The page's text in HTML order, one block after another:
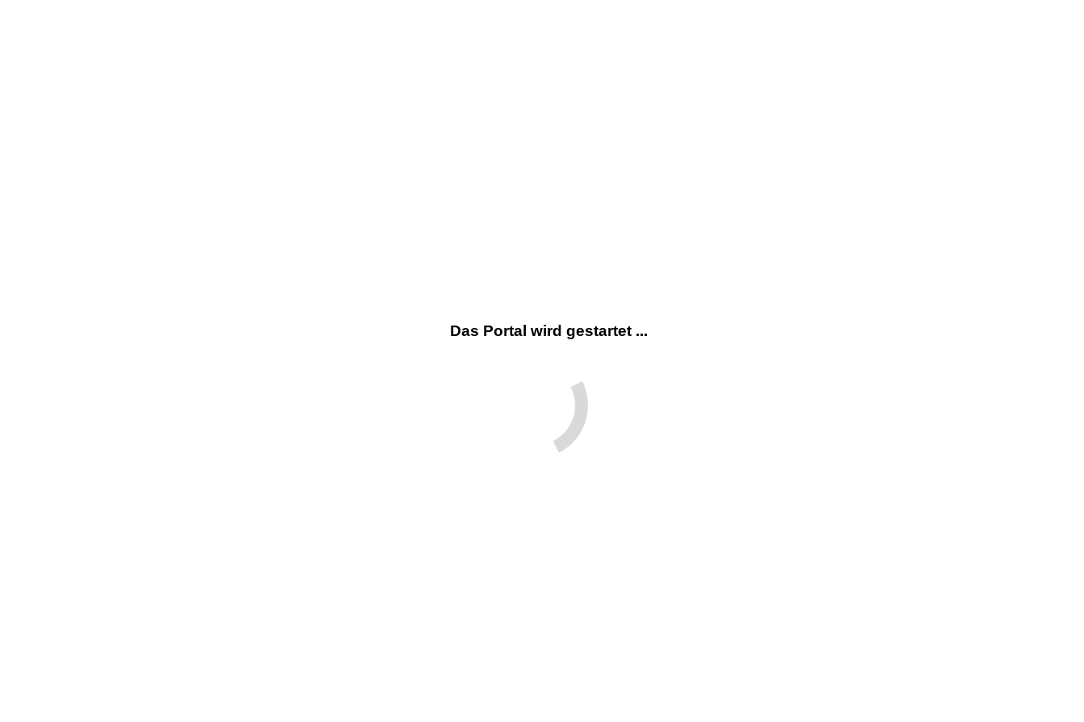
Das Portal wird gestartet ...